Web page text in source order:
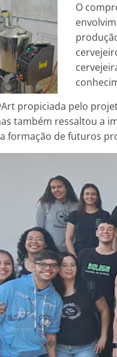
O
propiciada pelo
também ressaltou a
formação de futuros